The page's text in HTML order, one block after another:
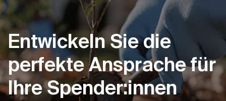
Entwickeln Sie die
perfekte Ansprache für
Ihre Spender:innen